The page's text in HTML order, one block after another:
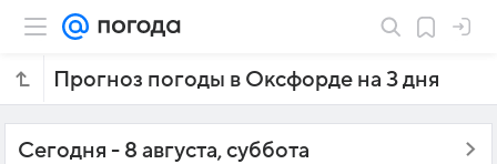
Прогноз погоды в Оксфорде на 3 дня
Сегодня - 8 августа, суббота